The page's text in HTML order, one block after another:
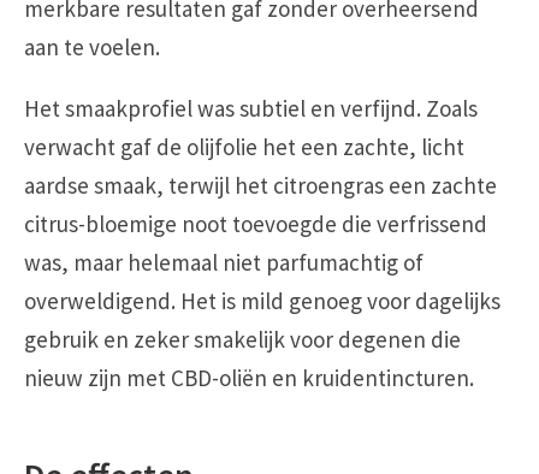
merkbare resultaten gaf zonder overheersend
aan te voelen.
Het smaakprofiel was subtiel en verfijnd. Zoals
verwacht gaf de olijfolie het een zachte, licht
aardse smaak, terwijl het citroengras een zachte
citrus-bloemige noot toevoegde die verfrissend
was, maar helemaal niet parfumachtig of
overweldigend. Het is mild genoeg voor dagelijks
gebruik en zeker smakelijk voor degenen die
nieuw zijn met CBD-oliën en kruidentincturen.